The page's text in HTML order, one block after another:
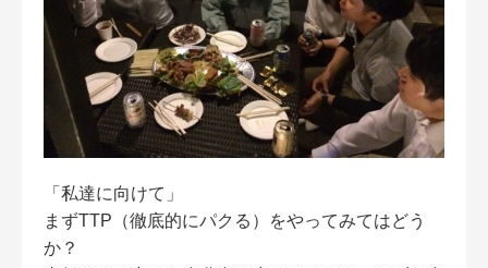
「私達に向けて」
まずTTP（徹底的にパクる）をやってみてはどう
か？